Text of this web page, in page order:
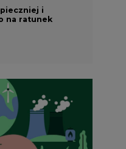
i
na ratunek